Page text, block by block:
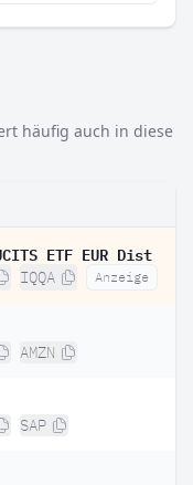
häufig auch in diese
ETF EUR Dist
IQQA Anzeige
AMZN
SAP